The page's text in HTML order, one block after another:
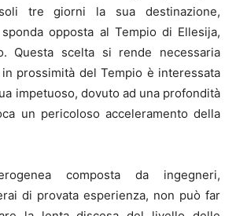
tre giorni la sua destinazione,
opposta al Tempio di Ellesija,
Questa scelta si rende necessaria
prossimità del Tempio è interessata
impetuoso, dovuto ad una profondità
un pericoloso acceleramento della
composta da ingegneri,
di provata esperienza, non può far